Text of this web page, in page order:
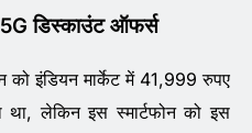
डिस्काउंट ऑफर्स
को इंडियन मार्केट में 41,999 रुपए
लेकिन इस स्मार्टफोन को इस